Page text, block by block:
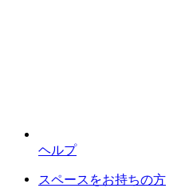
ヘルプ
スペースをお持ちの方